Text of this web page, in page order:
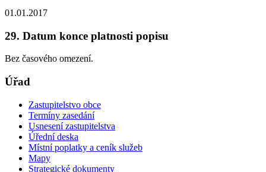
01.01.2017
29. Datum konce platnosti popisu
Bez časového omezení.
Úřad
Zastupitelstvo obce
Termíny zasedání
Usnesení zastupitelstva
Úřední deska
Místní poplatky a ceník služeb
Mapy
Strategické dokumenty